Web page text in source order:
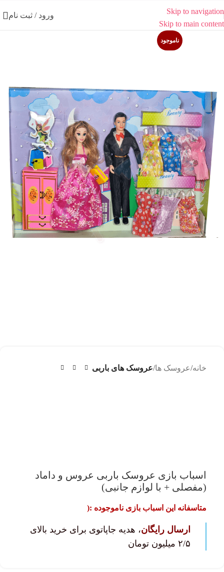
Skip to navigation
Skip to main content
ورود / ثبت نام
ناموجود
خانه عروسک ها عروسک های باربی
اسباب بازی عروسک باربی عروس و داماد
(مفصلی + با لوازم جانبی)
متاسفانه این اسباب بازی ناموجوده :(
ارسال رایگان، هدیه جاپاتوی برای خرید بالای
۲/۵ میلیون تومان